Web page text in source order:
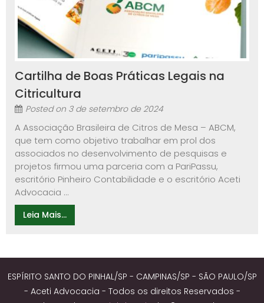
Cartilha de Boas Práticas Legais na
Citricultura
Posted on 3 de setembro de 2024
A Associação Brasileira de Citros de Mesa – ABCM,
que tem como objetivo trabalhar em prol dos
associados no desenvolvimento de pesquisas e
projetos firmou uma parceria com a PariPassu,
escritório Pinheiro Contabilidade e o escritório Aceti
Advocacia ...
Leia Mais...
ESPÍRITO SANTO DO PINHAL/SP - CAMPINAS/SP - SÃO PAULO/SP
- Aceti Advocacia - Todos os direitos Reservados -